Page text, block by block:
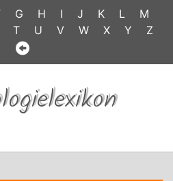
G H I J K L
M
T U V W X Y Z